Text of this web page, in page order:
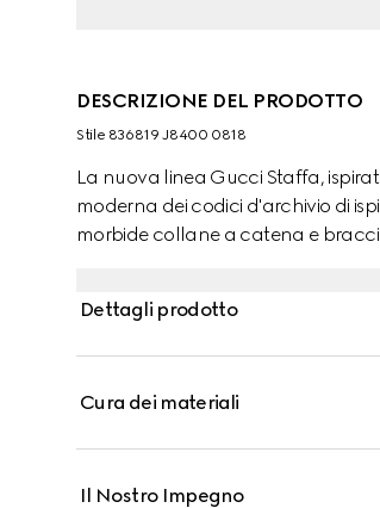
DESCRIZIONE DEL PRODOTTO
Stile ‎836819 J8400 0818
La nuova linea Gucci Staffa,
moderna dei codici d'archivio di
morbide collane a catena e
Dettagli prodotto
Cura dei materiali
Il Nostro Impegno